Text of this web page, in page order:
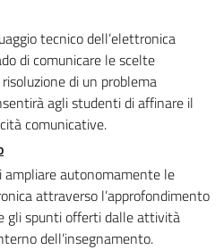
tecnico dell’elettronica
di comunicare le scelte
di un problema
agli studenti di affinare il
comunicative.
ampliare autonomamente le
attraverso l’approfondimento
gli spunti offerti dalle attività
dell’insegnamento.